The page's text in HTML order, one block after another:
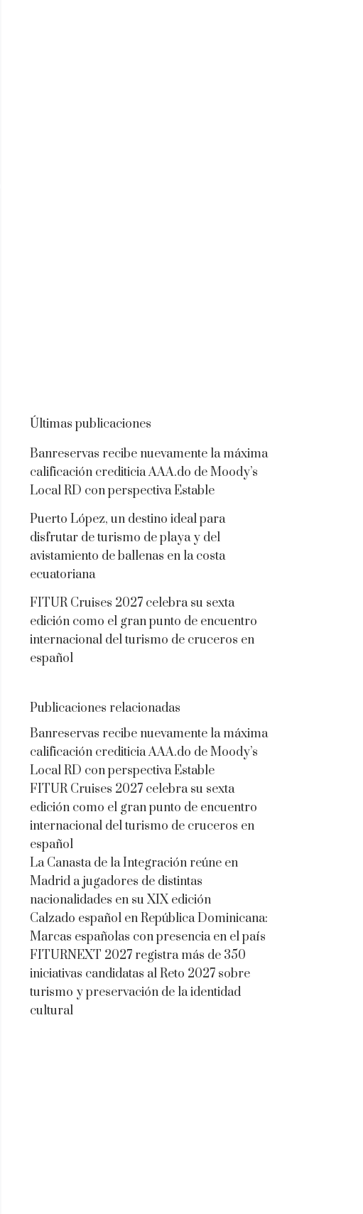
Últimas publicaciones
Banreservas recibe nuevamente la máxima
calificación crediticia AAA.do de Moody’s
Local RD con perspectiva Estable
Puerto López, un destino ideal para
disfrutar de turismo de playa y del
avistamiento de ballenas en la costa
ecuatoriana
FITUR Cruises 2027 celebra su sexta
edición como el gran punto de encuentro
internacional del turismo de cruceros en
español
Publicaciones relacionadas
Banreservas recibe nuevamente la máxima
calificación crediticia AAA.do de Moody’s
Local RD con perspectiva Estable
FITUR Cruises 2027 celebra su sexta
edición como el gran punto de encuentro
internacional del turismo de cruceros en
español
La Canasta de la Integración reúne en
Madrid a jugadores de distintas
nacionalidades en su XIX edición
Calzado español en República Dominicana:
Marcas españolas con presencia en el país
FITURNEXT 2027 registra más de 350
iniciativas candidatas al Reto 2027 sobre
turismo y preservación de la identidad
cultural